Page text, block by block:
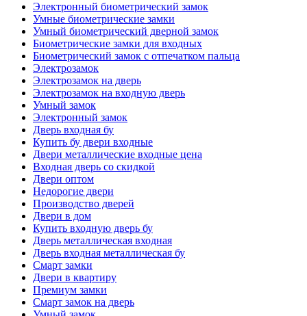
Электронный биометрический замок
Умные биометрические замки
Умный биометрический дверной замок
Биометрические замки для входных
Биометрический замок с отпечатком пальца
Электрозамок
Электрозамок на дверь
Электрозамок на входную дверь
Умный замок
Электронный замок
Дверь входная бу
Купить бу двери входные
Двери металлические входные цена
Входная дверь со скидкой
Двери оптом
Недорогие двери
Производство дверей
Двери в дом
Купить входную дверь бу
Дверь металлическая входная
Дверь входная металлическая бу
Смарт замки
Двери в квартиру
Премиум замки
Смарт замок на дверь